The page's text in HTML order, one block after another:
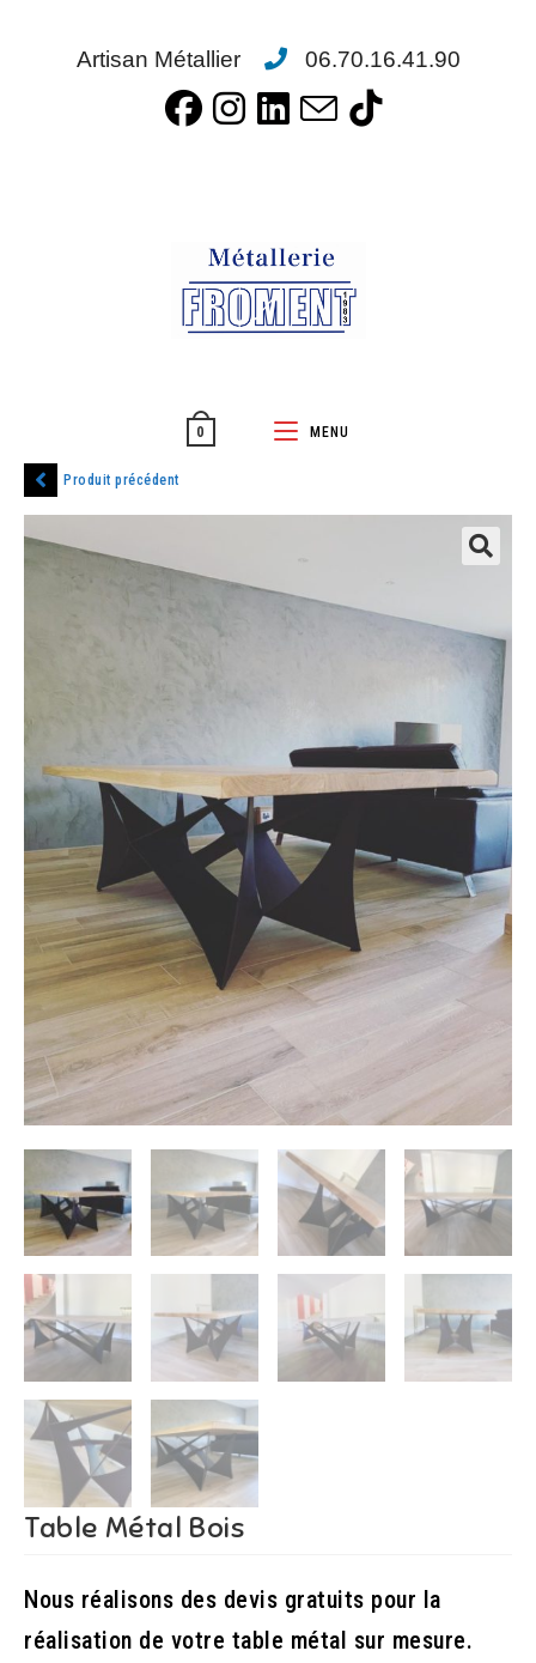
Artisan Métallier 06.70.16.41.90
0 MENU
Produit précédent
Table Métal Bois
Nous réalisons des devis gratuits pour la
réalisation de votre table métal sur mesure.